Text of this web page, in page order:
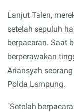
Lanjut Talen,
setelah sepuluh
berpacaran. Saat
berperawakan
Ariansyah
Polda Lampung.
"Setelah